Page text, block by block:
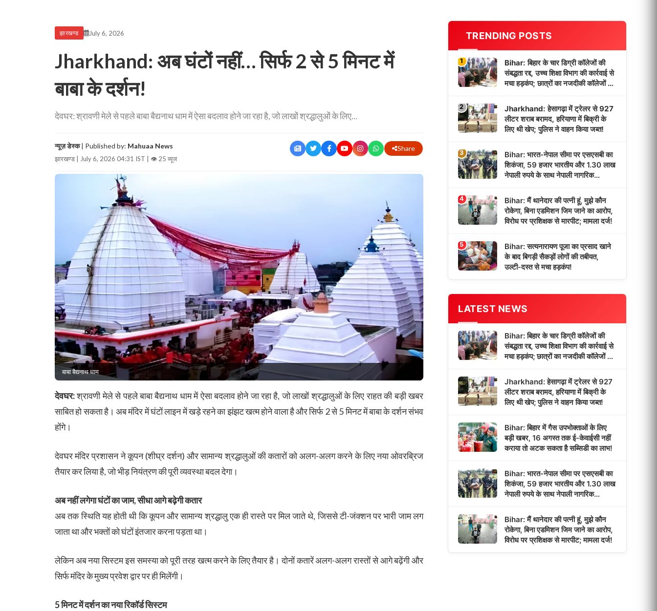
झारखण्ड July 6, 2026
Jharkhand: अब घंटों नहीं… सिर्फ 2 से 5 मिनट में
बाबा के दर्शन!
देवघर: श्रावणी मेले से पहले बाबा बैद्यनाथ धाम में ऐसा बदलाव होने जा रहा है, जो लाखों श्रद्धालुओं के लिए...
न्यूज़ डेस्क| Published by: Mahuaa News
झारखण्ड | July 6, 2026 04:31 IST | 👁 25 व्यूज
Share
बाबा बैद्यनाथ धाम
देवघर:श्रावणी मेले से पहले बाबा बैद्यनाथ धाम में ऐसा बदलाव होने जा रहा है, जो लाखों श्रद्धालुओं के लिए राहत की बड़ी खबर
साबित हो सकता है। अब मंदिर में घंटों लाइन में खड़े रहने का झंझट खत्म होने वाला है और सिर्फ 2 से 5 मिनट में बाबा के दर्शन संभव
होंगे।
देवघर मंदिर प्रशासन ने कूपन (शीघ्र दर्शन) और सामान्य श्रद्धालुओं की कतारों को अलग-अलग करने के लिए नया ओवरब्रिज
तैयार कर लिया है, जो भीड़ नियंत्रण की पूरी व्यवस्था बदल देगा।
अब नहीं लगेगा घंटों का जाम, सीधा आगे बढ़ेगी कतार
अब तक स्थिति यह होती थी कि कूपन और सामान्य श्रद्धालु एक ही रास्ते पर मिल जाते थे, जिससे टी-जंक्शन पर भारी जाम लग
जाता था और भक्तों को घंटों इंतजार करना पड़ता था।
लेकिन अब नया सिस्टम इस समस्या को पूरी तरह खत्म करने के लिए तैयार है। दोनों कतारें अलग-अलग रास्तों से आगे बढ़ेंगी और
सिर्फ मंदिर के मुख्य प्रवेश द्वार पर ही मिलेंगी।
5 मिनट में दर्शन का नया रिकॉर्ड सिस्टम
TRENDING POSTS
1
Bihar: बिहार के चार डिग्री कॉलेजों की
संबद्धता रद्द, उच्च शिक्षा विभाग की कार्रवाई से
मचा हड़कंप; छात्रों का नजदीकी कॉलेजों में
2
Jharkhand: हेसागढ़ा में ट्रेलर से 927
लीटर शराब बरामद, हरियाणा में बिक्री के
लिए थी खेप; पुलिस ने वाहन किया जब्त!
3
Bihar: भारत-नेपाल सीमा पर एसएसबी का
शिकंजा, 59 हजार भारतीय और 1.30 लाख
नेपाली रुपये के साथ नेपाली नागरिक
4
Bihar: मैं थानेदार की पत्नी हूं, मुझे कौन
रोकेगा, बिना एडमिशन जिम जाने का आरोप,
विरोध पर प्रशिक्षक से मारपीट; मामला दर्ज!
5
Bihar: सत्यनारायण पूजा का प्रसाद खाने
के बाद बिगड़ी सैकड़ों लोगों की तबीयत,
उल्टी-दस्त से मचा हड़कंप!
LATEST NEWS
Bihar: बिहार के चार डिग्री कॉलेजों की
संबद्धता रद्द, उच्च शिक्षा विभाग की कार्रवाई से
मचा हड़कंप; छात्रों का नजदीकी कॉलेजों में
Jharkhand: हेसागढ़ा में ट्रेलर से 927
लीटर शराब बरामद, हरियाणा में बिक्री के
लिए थी खेप; पुलिस ने वाहन किया जब्त!
Bihar: बिहार में गैस उपभोक्ताओं के लिए
बड़ी खबर, 16 अगस्त तक ई-केवाईसी नहीं
कराया तो अटक सकता है सब्सिडी का लाभ!
Bihar: भारत-नेपाल सीमा पर एसएसबी का
शिकंजा, 59 हजार भारतीय और 1.30 लाख
नेपाली रुपये के साथ नेपाली नागरिक
Bihar: मैं थानेदार की पत्नी हूं, मुझे कौन
रोकेगा, बिना एडमिशन जिम जाने का आरोप,
विरोध पर प्रशिक्षक से मारपीट; मामला दर्ज!